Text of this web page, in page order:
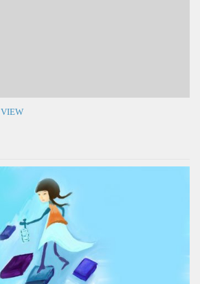
VIEW